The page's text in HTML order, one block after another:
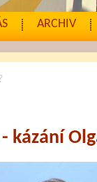
ARCHIV
kázání